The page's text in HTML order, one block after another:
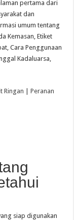
pertama dari
dan
umum tentang
Kemasan, Etiket
Cara Penggunaan
Kadaluarsa,
Ringan |Peranan
siap digunakan